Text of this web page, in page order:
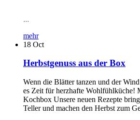
...
mehr
18 Oct
Herbstgenuss aus der Box
Wenn die Blätter tanzen und der
es Zeit für herzhafte Wohlfühlküche!
Kochbox Unsere neuen Rezepte
Teller und machen den Herbst zum